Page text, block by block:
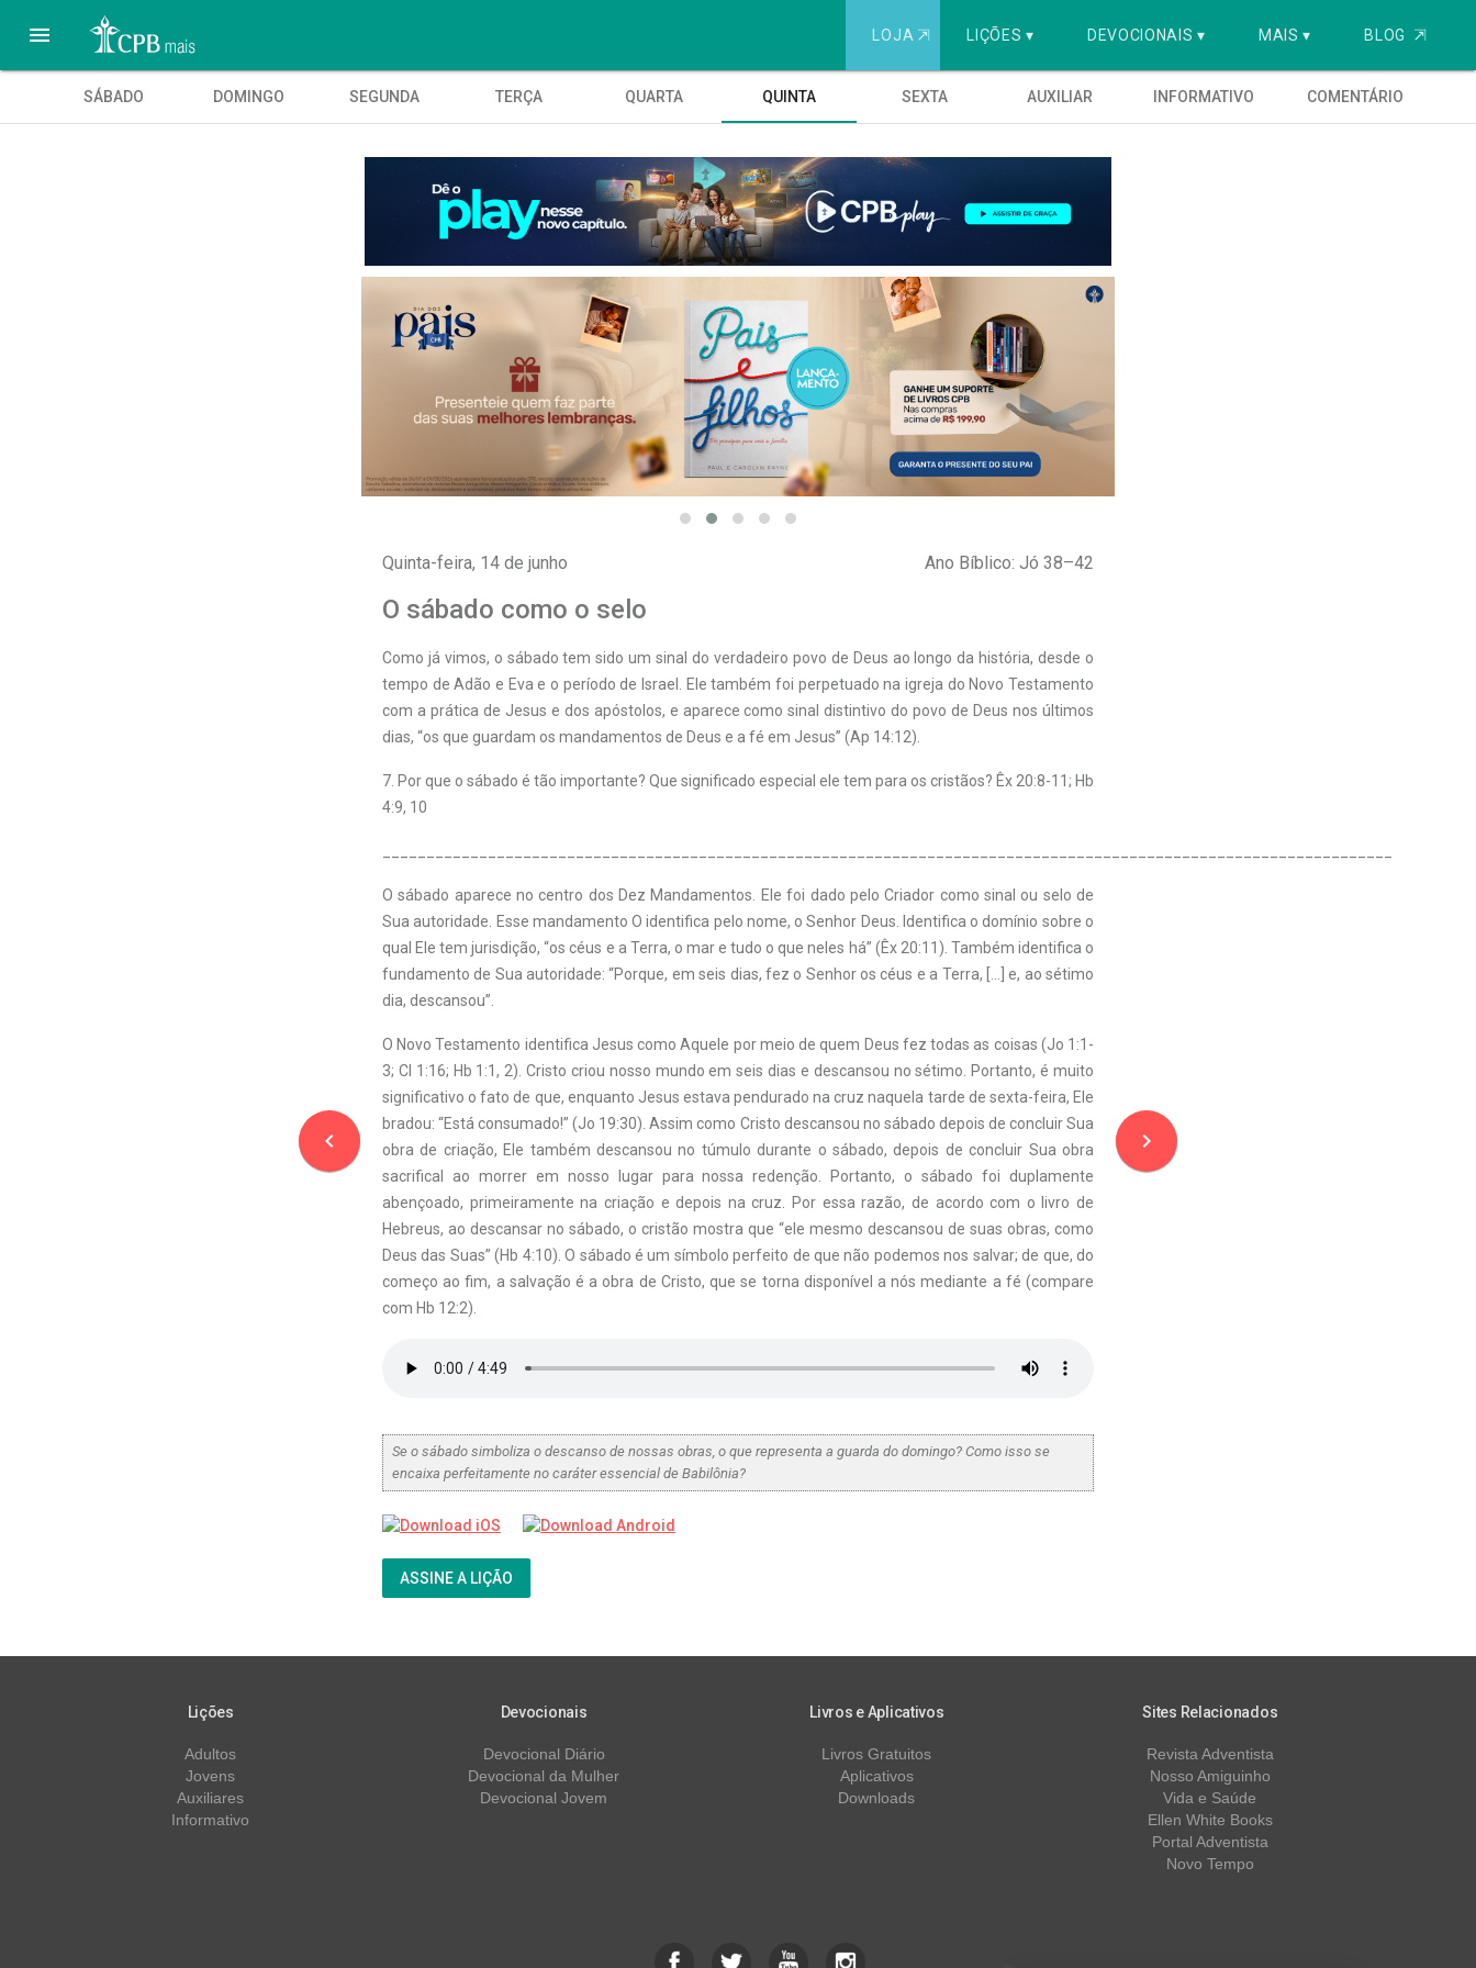
 LOJA ⇱ LIÇÕES ▾ DEVOCIONAIS ▾ MAIS ▾ BLOG ⇱
navigate_before
SÁBADO DOMINGO SEGUNDA TERÇA QUARTA QUINTA SEXTA AUXILIAR INFORMATIVO COMENTÁRIO
Quinta-feira, 14 de junho Ano Bíblico: Jó 38–42
O sábado como o selo
Como já vimos, o sábado tem sido um sinal do verdadeiro povo de Deus ao longo da história, desde o
tempo de Adão e Eva e o período de Israel. Ele também foi perpetuado na igreja do Novo Testamento
com a prática de Jesus e dos apóstolos, e aparece como sinal distintivo do povo de Deus nos últimos
dias, “os que guardam os mandamentos de Deus e a fé em Jesus” (Ap 14:12).
7. Por que o sábado é tão importante? Que significado especial ele tem para os cristãos? Êx 20:8-11; Hb
4:9, 10
O sábado aparece no centro dos Dez Mandamentos. Ele foi dado pelo Criador como sinal ou selo de
Sua autoridade. Esse mandamento O identifica pelo nome, o Senhor Deus. Identifica o domínio sobre o
qual Ele tem jurisdição, “os céus e a Terra, o mar e tudo o que neles há” (Êx 20:11). Também identifica o
fundamento de Sua autoridade: “Porque, em seis dias, fez o Senhor os céus e a Terra, […] e, ao sétimo
dia, descansou”.
O Novo Testamento identifica Jesus como Aquele por meio de quem Deus fez todas as coisas (Jo 1:1-
3; Cl 1:16; Hb 1:1, 2). Cristo criou nosso mundo em seis dias e descansou no sétimo. Portanto, é muito
significativo o fato de que, enquanto Jesus estava pendurado na cruz naquela tarde de sexta-feira, Ele
bradou: “Está consumado!” (Jo 19:30). Assim como Cristo descansou no sábado depois de concluir Sua
obra de criação, Ele também descansou no túmulo durante o sábado, depois de concluir Sua obra
sacrifical ao morrer em nosso lugar para nossa redenção. Portanto, o sábado foi duplamente
abençoado, primeiramente na criação e depois na cruz. Por essa razão, de acordo com o livro de
Hebreus, ao descansar no sábado, o cristão mostra que “ele mesmo descansou de suas obras, como
Deus das Suas” (Hb 4:10). O sábado é um símbolo perfeito de que não podemos nos salvar; de que, do
começo ao fim, a salvação é a obra de Cristo, que se torna disponível a nós mediante a fé (compare
com Hb 12:2).
Se o sábado simboliza o descanso de nossas obras, o que representa a guarda do domingo? Como isso se
encaixa perfeitamente no caráter essencial de Babilônia?
ASSINE A LIÇÃO
navigate_next
Lições
Adultos
Jovens
Auxiliares
Informativo
Devocionais
Devocional Diário
Devocional da Mulher
Devocional Jovem
Livros e Aplicativos
Livros Gratuitos
Aplicativos
Downloads
Sites Relacionados
Revista Adventista
Nosso Amiguinho
Vida e Saúde
Ellen White Books
Portal Adventista
Novo Tempo